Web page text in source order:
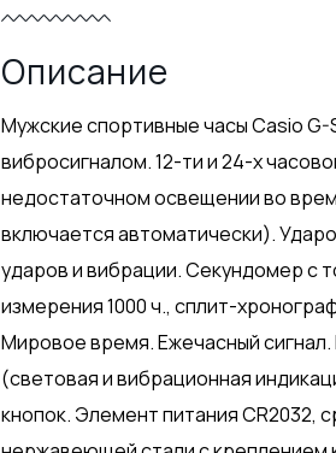
Описание
Мужские спортивные часы Casio
вибросигналом. 12-ти и 24-х
недостаточном освещении во
включается автоматически).
ударов и вибрации. Секундомер с
измерения 1000 ч., сплит-
Мировое время. Ежечасный сигнал.
(световая и вибрационная
кнопок. Элемент питания CR2032,